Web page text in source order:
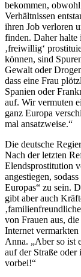
bekommen,
Verhältnissen
ihren Job verloren
finden. Daher halte
‚freiwillig‘
können, sind
Gewalt oder
dass eine Frau
Spanien oder
auf. Wir vermuten
ganz Europa
mal ansatzweise.“
Die deutsche
Nach der letzten
Elendsprostitution
angestiegen,
Europas“ zu sein.
gibt aber auch
von Frauen aus,
Internet
Anna. „Aber so ist
auf der Straße
vorbei!“